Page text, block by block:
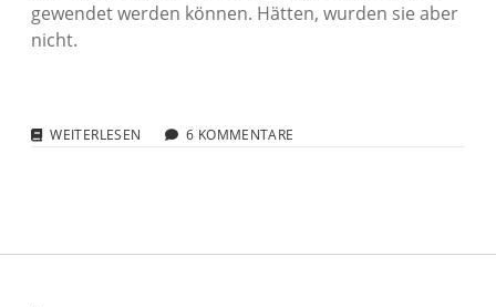
gewendet werden können. Hätten, wurden sie aber
nicht.
WEITERLESEN
BEISPIEL
6 KOMMENTARE